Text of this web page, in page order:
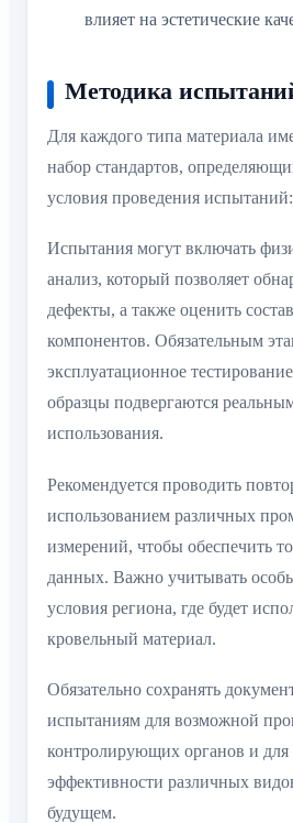
влияет на эстетические
Методика
Для каждого типа материала
набор стандартов,
условия проведения испытаний:
Испытания могут включать
анализ, который позволяет
дефекты, а также оценить
компонентов. Обязательным
эксплуатационное
образцы подвергаются
использования.
Рекомендуется проводить
использованием различных
измерений, чтобы обеспечить
данных. Важно учитывать
условия региона, где будет
кровельный материал.
Обязательно сохранять
испытаниям для возможной
контролирующих органов и для
эффективности различных
будущем.